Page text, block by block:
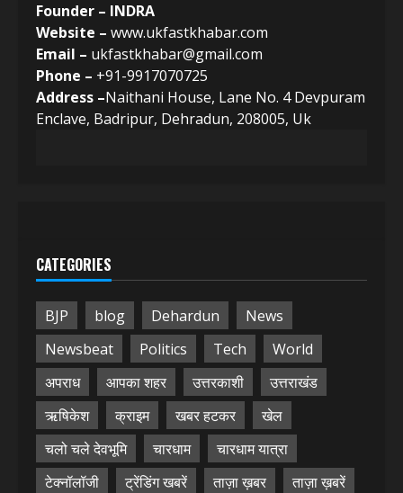
Founder – INDRA
Website – www.ukfastkhabar.com
Email – ukfastkhabar@gmail.com
Phone – +91-9917070725
Address –Naithani House, Lane No. 4 Devpuram
Enclave, Badripur, Dehradun, 208005, Uk
CATEGORIES
BJP blog Dehardun
News
Newsbeat
Politics Tech
World
अपराध
आपका शहर उत्तरकाशी
उत्तराखंड
ऋषिकेश
क्राइम खबर हटकर
खेल
चलो चले देवभूमि
चारधाम
चारधाम यात्रा
टेक्नॉलॉजी
ट्रेंडिंग खबरें ताज़ा ख़बर
ताज़ा ख़बरें